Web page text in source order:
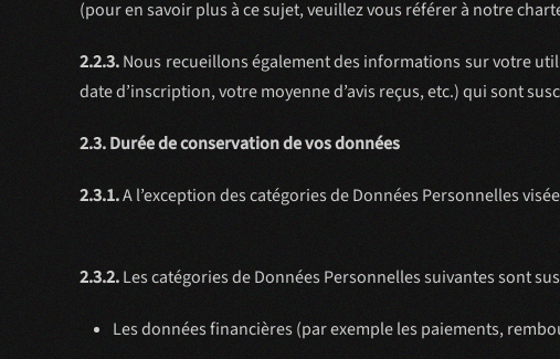
(pour en savoir plus à ce sujet, veuillez vous référer à notre
2.2.3.Nous recueillons également des informations sur votre
date d’inscription, votre moyenne d’avis reçus, etc.) qui sont
2.3. Durée de conservation de vos données
2.3.1.A l’exception des catégories de Données Personnelles
2.3.2.Les catégories de Données Personnelles suivantes sont
Les données financières (par exemple les paiements,